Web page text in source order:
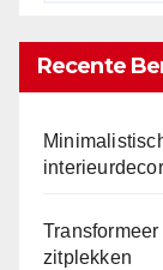
Recente
zitplekken